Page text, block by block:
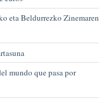
eta Beldurrezko Zinemaren
mundo que pasa por